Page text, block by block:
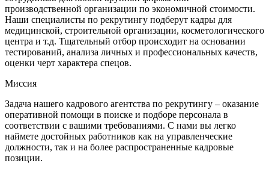
производственной организации по экономичной стоимости.
Наши специалисты по рекрутингу подберут кадры для
медицинской, строительной организации, косметологического
центра и т.д. Тщательный отбор происходит на основании
тестирований, анализа личных и профессиональных качеств,
оценки черт характера спецов.
Миссия
Задача нашего кадрового агентства по рекрутингу – оказание
оперативной помощи в поиске и подборе персонала в
соответствии с вашими требованиями. С нами вы легко
наймете достойных работников как на управленческие
должности, так и на более распространенные кадровые
позиции.